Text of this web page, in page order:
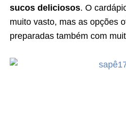
sucos deliciosos. O
muito vasto, mas as opções
preparadas também com